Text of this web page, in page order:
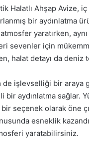
Halatlı Ahşap Avize,
bir aydınlatma
yaratırken,
sevenler için
halat detayı da deniz
de işlevselliği bir
aydınlatma sağlar.
seçenek olarak öne
esneklik
yaratabilirsiniz.